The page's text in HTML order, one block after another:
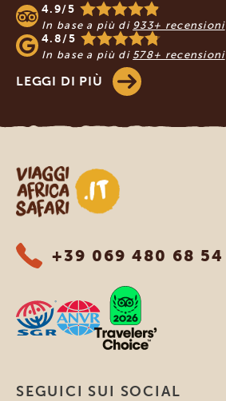
4.9/5
In base a più di 933+ recensioni
4.8/5
In base a più di 578+ recensioni
LEGGI DI PIÙ
Viaggi Africa Safari
+39 069 480 68 54
SEGUICI SUI SOCIAL